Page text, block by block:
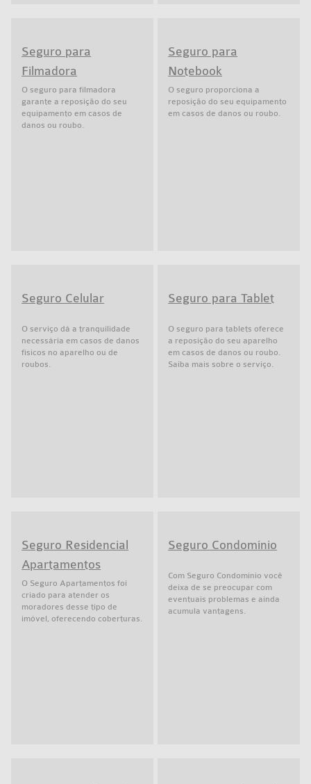
Seguro para
Filmadora
O seguro para filmadora
garante a reposição do seu
equipamento em casos de
danos ou roubo.
Seguro para
Notebook
O seguro proporciona a
reposição do seu equipamento
em casos de danos ou roubo.
Seguro Celular
O serviço dá a tranquilidade
necessária em casos de danos
físicos no aparelho ou de
roubos.
Seguro para Tablet
O seguro para tablets oferece
a reposição do seu aparelho
em casos de danos ou roubo.
Saiba mais sobre o serviço.
Seguro Residencial
Apartamentos
O Seguro Apartamentos foi
criado para atender os
moradores desse tipo de
imóvel, oferecendo coberturas.
Seguro Condomínio
Com Seguro Condomínio você
deixa de se preocupar com
eventuais problemas e ainda
acumula vantagens.